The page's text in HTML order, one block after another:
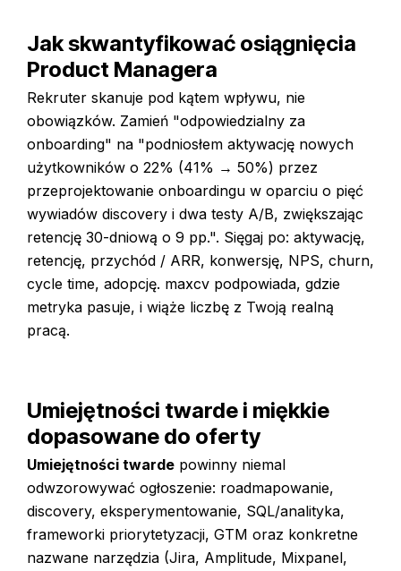
Jak skwantyfikować osiągnięcia
Product Managera
Rekruter skanuje pod kątem wpływu, nie
obowiązków. Zamień "odpowiedzialny za
onboarding" na "podniosłem aktywację nowych
użytkowników o 22% (41% → 50%) przez
przeprojektowanie onboardingu w oparciu o pięć
wywiadów discovery i dwa testy A/B, zwiększając
retencję 30-dniową o 9 pp.". Sięgaj po: aktywację,
retencję, przychód / ARR, konwersję, NPS, churn,
cycle time, adopcję. maxcv podpowiada, gdzie
metryka pasuje, i wiąże liczbę z Twoją realną
pracą.
Umiejętności twarde i miękkie
dopasowane do oferty
Umiejętności twarde powinny niemal
odwzorowywać ogłoszenie: roadmapowanie,
discovery, eksperymentowanie, SQL/analityka,
frameworki priorytetyzacji, GTM oraz konkretne
nazwane narzędzia (Jira, Amplitude, Mixpanel,